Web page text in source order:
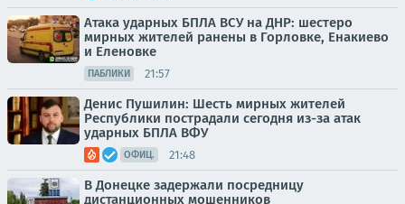
Атака ударных БПЛА ВСУ на ДНР: шестеро
мирных жителей ранены в Горловке, Енакиево
и Еленовке
ПАБЛИКИ 21:57
Денис Пушилин: Шесть мирных жителей
Республики пострадали сегодня из-за атак
ударных БПЛА ВФУ
ОФИЦ. 21:48
В Донецке задержали посредницу
дистанционных мошенников